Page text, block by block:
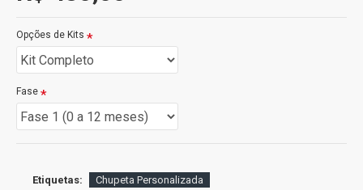
Opções de Kits
Fase
Etiquetas:
Chupeta Personalizada